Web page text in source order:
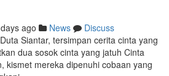
ago News
Discuss
Siantar, tersimpan cerita cinta yang
dua sosok cinta yang jatuh Cinta
kismet mereka dipenuhi cobaan yang